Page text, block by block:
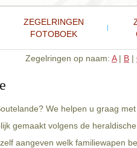
ZEGELRINGEN
FOTOBOEK
Zegelringen op naam: A| B |
We helpen u graag
gemaakt volgens de
aangeven welk familiewapen